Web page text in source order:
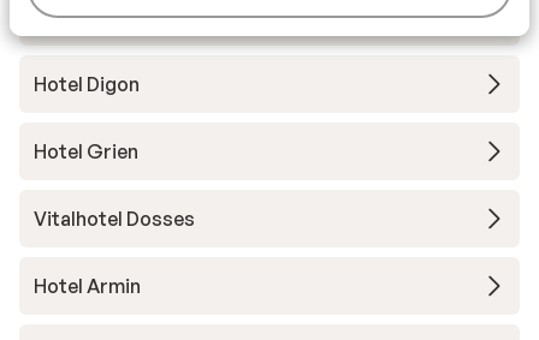
Hotel Pozzamanigoni
Hotel Digon
Hotel Grien
Vitalhotel Dosses
Hotel Armin